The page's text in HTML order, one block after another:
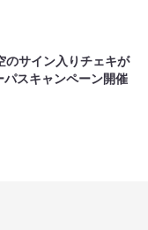
のサイン入りチェキが
スキャンペーン開催